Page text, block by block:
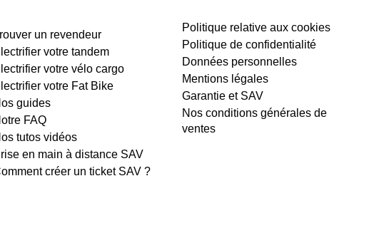
un revendeur
votre tandem
votre vélo cargo
votre Fat Bike
guides
FAQ
tutos vidéos
en main à distance SAV
créer un ticket SAV ?
Politique relative aux cookies
Politique de confidentialité
Données personnelles
Mentions légales
Garantie et SAV
Nos conditions générales de
ventes